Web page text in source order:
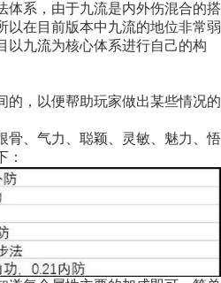
体系，由于九流是内外伤混合的搭
以在目前版本中九流的地位非常弱
以九流为核心体系进行自己的构
的，以便帮助玩家做出某些情况的
骨、气力、聪颖、灵敏、魅力、悟
：